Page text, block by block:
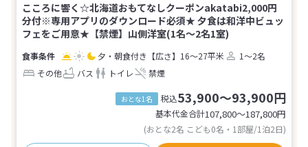
こころに響く☆北海道おもてなしクーポンakatabi2,000円
分付※専用アプリのダウンロード必須★ 夕食は和洋中ビュッ
フェをご用意★【禁煙】山側洋室(1名～2名1室)
夕・朝食付き 【広さ】16～27平米
1～2名
その他
バス トイレ 禁煙
おとな1名 税込53,900～93,900円
基本代金合計107,800〜187,800円
(おとな2名 こども0名・1部屋/1泊2日)